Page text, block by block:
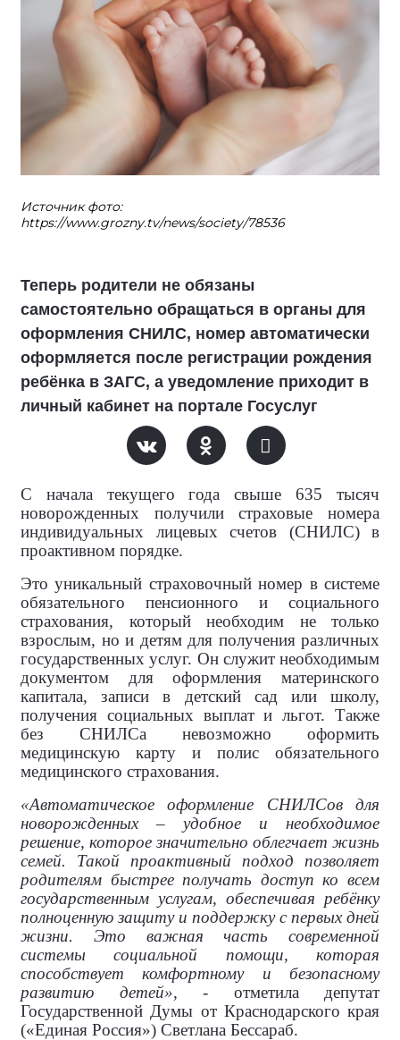
Источник фото:
https://www.grozny.tv/news/society/78536
Теперь родители не обязаны
самостоятельно обращаться в органы для
оформления СНИЛС, номер автоматически
оформляется после регистрации рождения
ребёнка в ЗАГС, а уведомление приходит в
личный кабинет на портале Госуслуг
С начала текущего года свыше 635 тысяч
новорожденных получили страховые номера
индивидуальных лицевых счетов (СНИЛС) в
проактивном порядке.
Это уникальный страховочный номер в системе
обязательного пенсионного и социального
страхования, который необходим не только
взрослым, но и детям для получения различных
государственных услуг. Он служит необходимым
документом для оформления материнского
капитала, записи в детский сад или школу,
получения социальных выплат и льгот. Также
без СНИЛСа невозможно оформить
медицинскую карту и полис обязательного
медицинского страхования.
«Автоматическое оформление СНИЛСов для
новорожденных – удобное и необходимое
решение, которое значительно облегчает жизнь
семей. Такой проактивный подход позволяет
родителям быстрее получать доступ ко всем
государственным услугам, обеспечивая ребёнку
полноценную защиту и поддержку с первых дней
жизни. Это важная часть современной
системы социальной помощи, которая
способствует комфортному и безопасному
развитию детей», - отметила депутат
Государственной Думы от Краснодарского края
(«Единая Россия») Светлана Бессараб.